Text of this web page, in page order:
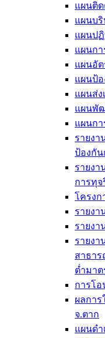
แผนติ
แผนบริ
แผนป
แผนกา
แผนอัต
แผนป้
แผนส่ง
แผนพั
แผนกา
รายงา
ป้องกัน
รายงา
การทุจ
โครงก
รายงา
รายงา
รายงา
สาธา
ต่ำมาต
การโอ
ผลการ
จ.ตาก
แผนดำ